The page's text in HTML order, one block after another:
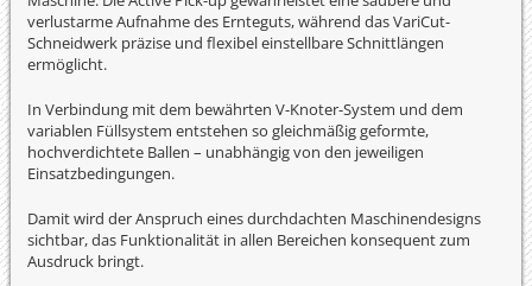
verlustarme Aufnahme des Ernteguts, während das VariCut-
Schneidwerk präzise und flexibel einstellbare Schnittlängen
ermöglicht.
In Verbindung mit dem bewährten V-Knoter-System und dem
variablen Füllsystem entstehen so gleichmäßig geformte,
hochverdichtete Ballen – unabhängig von den jeweiligen
Einsatzbedingungen.
Damit wird der Anspruch eines durchdachten Maschinendesigns
sichtbar, das Funktionalität in allen Bereichen konsequent zum
Ausdruck bringt.